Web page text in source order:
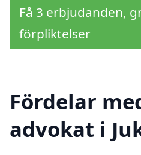
Få 3 erbjudanden,
förpliktelser
Fördelar
advokat i